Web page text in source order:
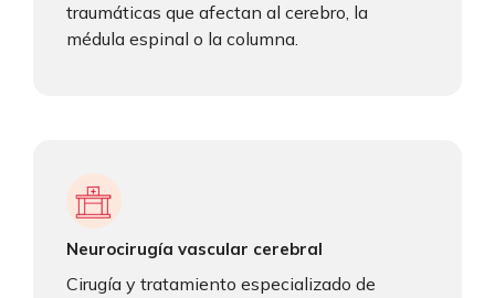
traumáticas que afectan al cerebro, la
médula espinal o la columna.
Neurocirugía vascular cerebral
Cirugía y tratamiento especializado de